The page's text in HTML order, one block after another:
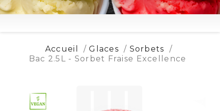
Accueil Glaces
Sorbets
Bac 2.5L - Sorbet Fraise Excellence